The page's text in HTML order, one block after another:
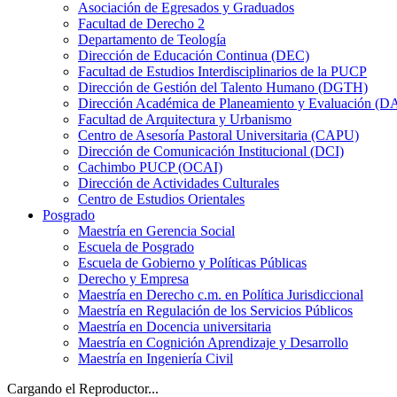
Asociación de Egresados y Graduados
Facultad de Derecho 2
Departamento de Teología
Dirección de Educación Continua (DEC)
Facultad de Estudios Interdisciplinarios de la PUCP
Dirección de Gestión del Talento Humano (DGTH)
Dirección Académica de Planeamiento y Evaluación
Facultad de Arquitectura y Urbanismo
Centro de Asesoría Pastoral Universitaria (CAPU)
Dirección de Comunicación Institucional (DCI)
Cachimbo PUCP (OCAI)
Dirección de Actividades Culturales
Centro de Estudios Orientales
Posgrado
Maestría en Gerencia Social
Escuela de Posgrado
Escuela de Gobierno y Políticas Públicas
Derecho y Empresa
Maestría en Derecho c.m. en Política Jurisdiccional
Maestría en Regulación de los Servicios Públicos
Maestría en Docencia universitaria
Maestría en Cognición Aprendizaje y Desarrollo
Maestría en Ingeniería Civil
Cargando el Reproductor...